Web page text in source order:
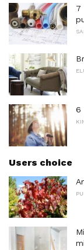
7
6
Users choice